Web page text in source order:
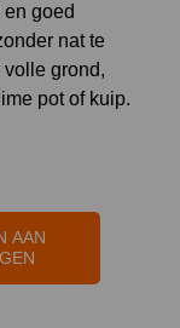
goed
nat te
grond,
pot of kuip.
AAN